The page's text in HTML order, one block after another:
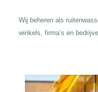
Wij beheren als
winkels, firma’s en